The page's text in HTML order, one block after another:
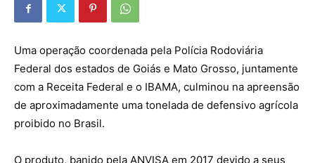
Uma operação coordenada pela Polícia Rodoviária
Federal dos estados de Goiás e Mato Grosso, juntamente
com a Receita Federal e o IBAMA, culminou na apreensão
de aproximadamente uma tonelada de defensivo agrícola
proibido no Brasil.
O produto, banido pela ANVISA em 2017 devido a seus